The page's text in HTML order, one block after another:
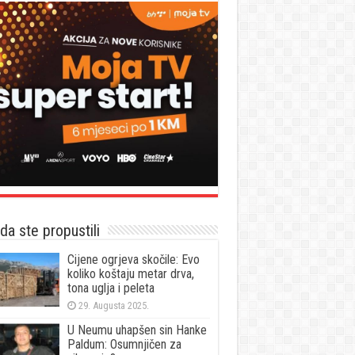
ste propustili
Cijene ogrjeva skočile: Evo
koliko koštaju metar drva,
tona uglja i peleta
29. Augusta 2025.
U Neumu uhapšen sin Hanke
Paldum: Osumnjičen za